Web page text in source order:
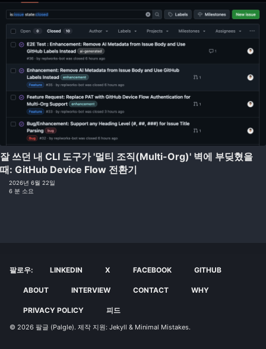
잘 쓰던 내 CLI 도구가 '멀티 조직(Multi-Org)' 벽에 부딪혔을
때: GitHub Device Flow 전환기
2026년 6월 22일
6 분 소요
팔로우: LINKEDIN X FACEBOOK GITHUB
ABOUT INTERVIEW CONTACT WHY
PRIVACY POLICY 피드
© 2026 팔글 (Palgle). 제작 지원: Jekyll & Minimal Mistakes.